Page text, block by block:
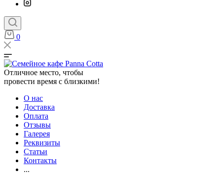
0
Отличное место, чтобы
провести время с близкими!
О нас
Доставка
Оплата
Отзывы
Галерея
Реквизиты
Статьи
Контакты
...